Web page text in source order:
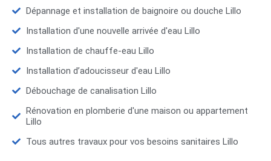
Dépannage et installation de baignoire ou douche Lillo
Installation d'une nouvelle arrivée d'eau Lillo
Installation de chauffe-eau Lillo
Installation d’adoucisseur d'eau Lillo
Débouchage de canalisation Lillo
Rénovation en plomberie d'une maison ou appartement
Lillo
Tous autres travaux pour vos besoins sanitaires Lillo